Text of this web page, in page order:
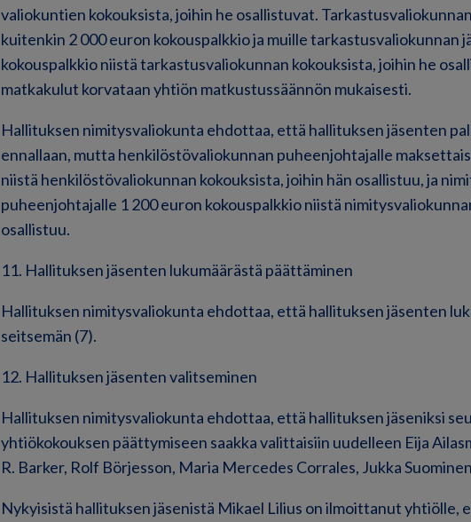
valiokuntien kokouksista, joihin he osallistuvat.
kuitenkin 2 000 euron kokouspalkkio ja muille tarkastusvaliokunnan
kokouspalkkio niistä tarkastusvaliokunnan kokouksista, joihin he
matkakulut korvataan yhtiön matkustussäännön mukaisesti.
Hallituksen nimitysvaliokunta ehdottaa, että hallituksen jäsenten
ennallaan, mutta henkilöstövaliokunnan puheenjohtajalle
niistä henkilöstövaliokunnan kokouksista, joihin hän osallistuu, ja
puheenjohtajalle 1 200 euron kokouspalkkio niistä
osallistuu.
11. Hallituksen jäsenten lukumäärästä päättäminen
Hallituksen nimitysvaliokunta ehdottaa, että hallituksen jäsenten
seitsemän (7).
12. Hallituksen jäsenten valitseminen
Hallituksen nimitysvaliokunta ehdottaa, että hallituksen jäseniksi
yhtiökokouksen päättymiseen saakka valittaisiin uudelleen Eija
R. Barker, Rolf Börjesson, Maria Mercedes Corrales, Jukka
Nykyisistä hallituksen jäsenistä Mikael Lilius on ilmoittanut yhtiölle,